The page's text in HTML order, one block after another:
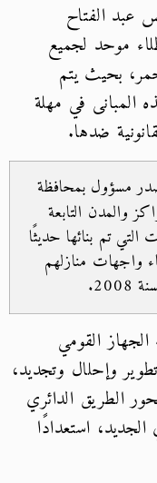
عبد الفتاح
في عام 2019، بطلاء موحد لجميع
بحيث يتم
المبانى في مهلة
ضدها.
مسؤول بمحافظة
والمدن التابعة
تم بنائها حديثًا
واجهات منازلهم
القومي
وإحلال وتجديد،
الطريق الدائري
استعدادًا